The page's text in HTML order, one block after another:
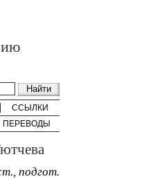
ССЫЛКИ
ПЕРЕВОДЫ
подгот.